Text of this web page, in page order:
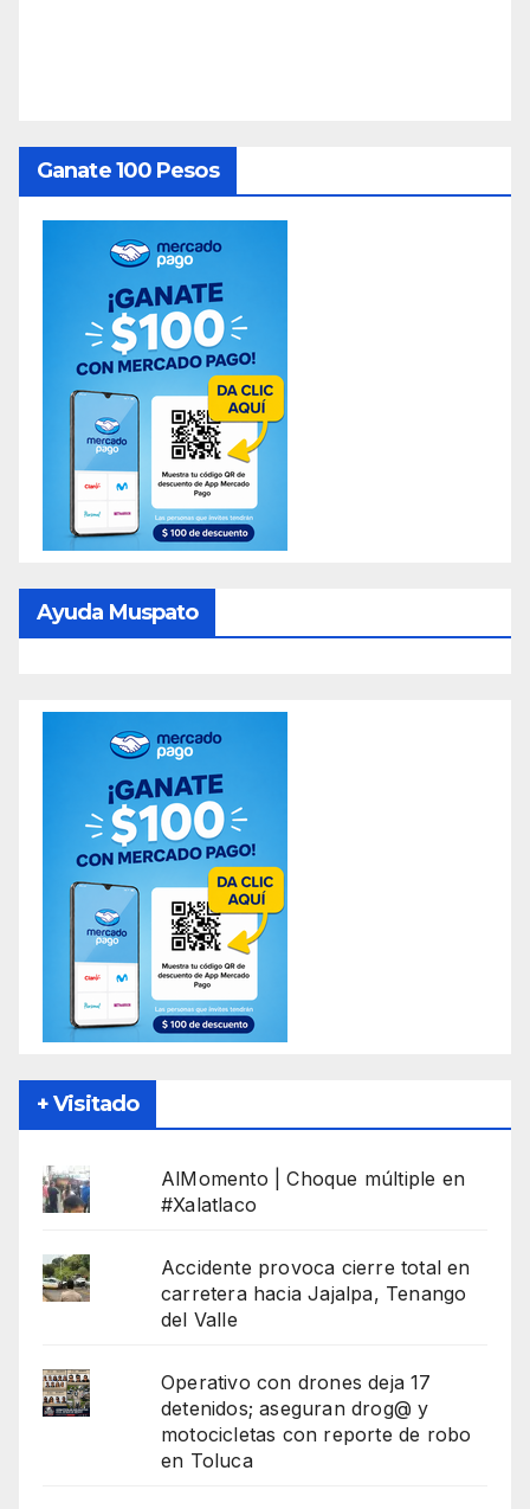
Ganate 100 Pesos
Ayuda Muspato
+ Visitado
AlMomento | Choque múltiple en
#Xalatlaco
Accidente provoca cierre total en
carretera hacia Jajalpa, Tenango
del Valle
Operativo con drones deja 17
detenidos; aseguran drog@ y
motocicletas con reporte de robo
en Toluca